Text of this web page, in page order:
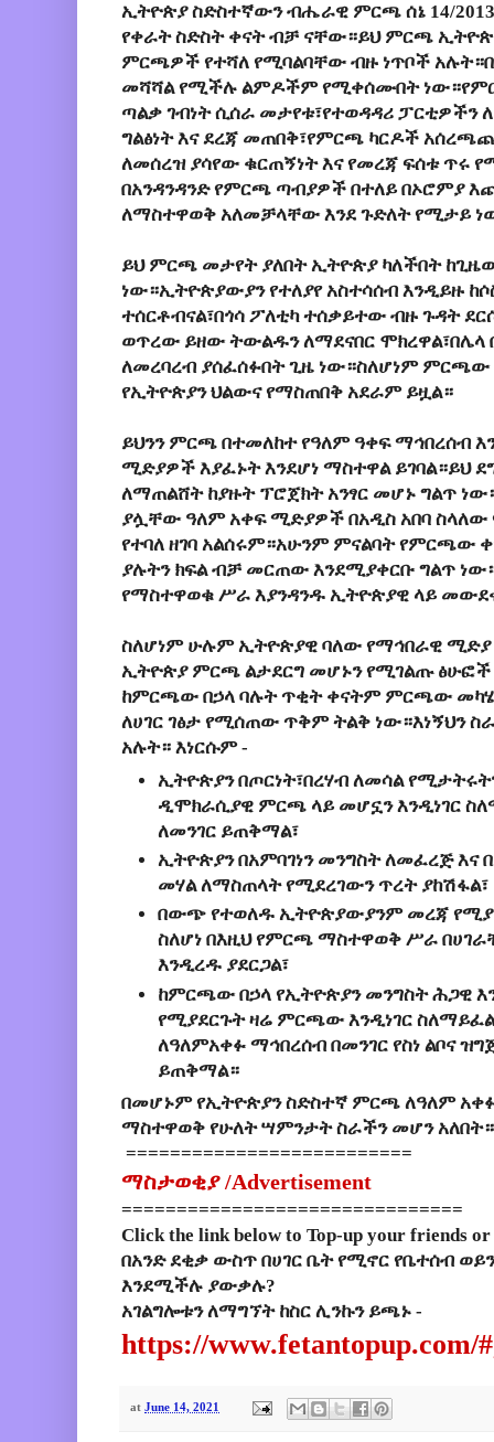
ኢትዮጵያ ስድስተኛውን ብሔራዊ ምርጫ ሰኔ 14/2013
የቀራት ስድስት ቀናት ብቻ ናቸው።ይህ ምርጫ
ምርጫዎች የተሻለ የሚባልባቸው ብዙ ነጥቦች
መሻሻል የሚችሉ ልምዶችም የሚቀሰሙበት
ጣልቃ ገብነት ሲሰራ መታየቱ፣የተወዳዳሪ ፓርቲዎችን
ግልፅነት እና ደረጃ መጠበቅ፣የምርጫ ካርዶች
ለመሰረዝ ያሳየው ቁርጠኝነት እና የመረጃ ፍሰቱ ጥሩ
በአንዳንዳንድ የምርጫ ጣብያዎች በተለይ በኦሮምያ
ለማስተዋወቅ አለመቻላቸው እንደ ጉድለት የሚታይ
ይህ ምርጫ መታየት ያለበት ኢትዮጵያ ካለችበት ከጊዜው
ነው።ኢትዮጵያውያን የተለያየ አስተሳሰብ እንዲይዙ
ተሰርቶብናል፣በጎሳ ፖለቲካ ተሰቃይተው ብዙ ጉዳት
ወጥረው ይዘው ትውልዱን ለማደናበር
ለመረባረብ ያሰፈሰፉበት ጊዜ ነው።ስለሆነም ምርጫው
የኢትዮጵያን ህልውና የማስጠበቅ አደራም ይዟል።
ይህንን ምርጫ በተመለከተ የዓለም ዓቀፍ ማኅበረሰብ
ሚድያዎች እያፈኑት እንደሆነ ማስተዋል ይገባል።ይህ
ለማጠልሸት ከያዙት ፕሮጀክት አንፃር መሆኑ ግልጥ
ያሏቸው ዓለም አቀፍ ሚድያዎች በአዲስ አበባ ስላለው
የተባለ ዘገባ አልሰሩም።አሁንም ምናልባት የምርጫው
ያሉትን ክፍል ብቻ መርጠው እንደሚያቀርቡ ግልጥ
የማስተዋወቁ ሥራ እያንዳንዱ ኢትዮጵያዊ ላይ
ስለሆነም ሁሉም ኢትዮጵያዊ ባለው የማኅበራዊ
ኢትዮጵያ ምርጫ ልታደርግ መሆኑን የሚገልጡ
ከምርጫው በኃላ ባሉት ጥቂት ቀናትም ምርጫው
ለሀገር ገፅታ የሚሰጠው ጥቅም ትልቅ ነው።እነኝህን
አሉት። እነርሱም -
ኢትዮጵያን በጦርነት፣በረሃብ ለመሳል
ዲሞክራሲያዊ ምርጫ ላይ መሆኗን እንዲነገር
ለመንገር ይጠቅማል፣
ኢትዮጵያን በአምባገነን መንግስት ለመፈረጅ እና
መሃል ለማስጠላት የሚደረገውን ጥረት ያከሽፋል፣
በውጭ የተወለዱ ኢትዮጵያውያንም መረጃ
ስለሆነ በእዚህ የምርጫ ማስተዋወቅ ሥራ
እንዲረዱ ያደርጋል፣
ከምርጫው በኃላ የኢትዮጵያን መንግስት ሕጋዊ
የሚያደርጉት ዛሬ ምርጫው እንዲነገር
ለዓለምአቀፉ ማኅበረሰብ በመንገር የስነ ልቦና
ይጠቅማል።
በመሆኑም የኢትዮጵያን ስድስተኛ ምርጫ ለዓለም
ማስተዋወቅ የሁለት ሣምንታት ስራችን መሆን አለበት።
==========================
ማስታወቂያ /Advertisement
===============================
Click the link below to Top-up your friends
በአንድ ደቂቃ ውስጥ በሀገር ቤት የሚኖር የቤተሰብ
እንደሚችሉ ያውቃሉ?
አገልግሎቱን ለማግኘት ከስር ሊንኩን ይጫኑ -
https://www.fetantopup.com/#
at June 14, 2021